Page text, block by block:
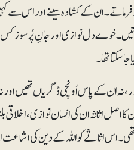
فرماتے۔ ان کے کشادہ سینے اور اس
خوے دل نوازی اور جانِ
تھا۔
نہ ان کے پاس اُونچی ڈگریاں تھیں
اصل اثاثہ ان کی انسان نوازی،
اس اثاثے کو اللہ کے دین کی